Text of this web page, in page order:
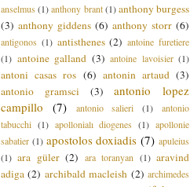
anselmus (1) anthony brant (1) anthony burgess
(3) anthony giddens (6) anthony storr (6)
antigonos (1) antisthenes (2) antoine furetiere
(1) antoine galland (3) antoine lavoisier (1)
antoni casas ros (6) antonin artaud (3)
antonio gramsci
(3)
antonio lopez
campillo
(7) antonio salieri (1)
antonio
tabucchi (1) apollonialı diogenes (1) apollonie
sabatier (1) apostolos doxiadis (7) apuleius
(1) ara güler (2) ara toranyan (1) aravind
adiga (2) archibald macleish (2) archimedes